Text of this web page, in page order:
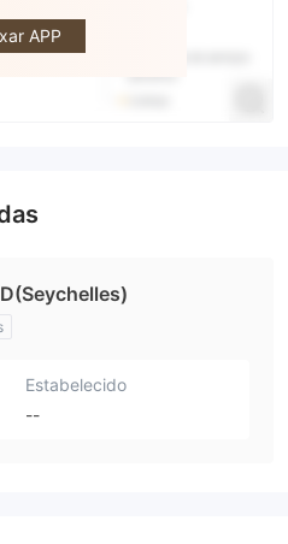
APP
Estabelecido
--